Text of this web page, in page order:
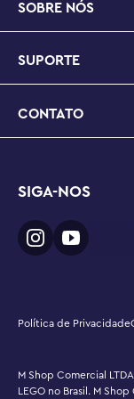
oferecendo
desafios
reconstrução.
cm de largura
SOBRE NÓS
SUPORTE
CONTATO
SIGA-NOS
Política de Privacidade
M Shop Comercial
LEGO no Brasil. M